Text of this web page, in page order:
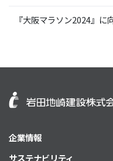
『大阪マラソン2024』
企業情報
サステナビリティ